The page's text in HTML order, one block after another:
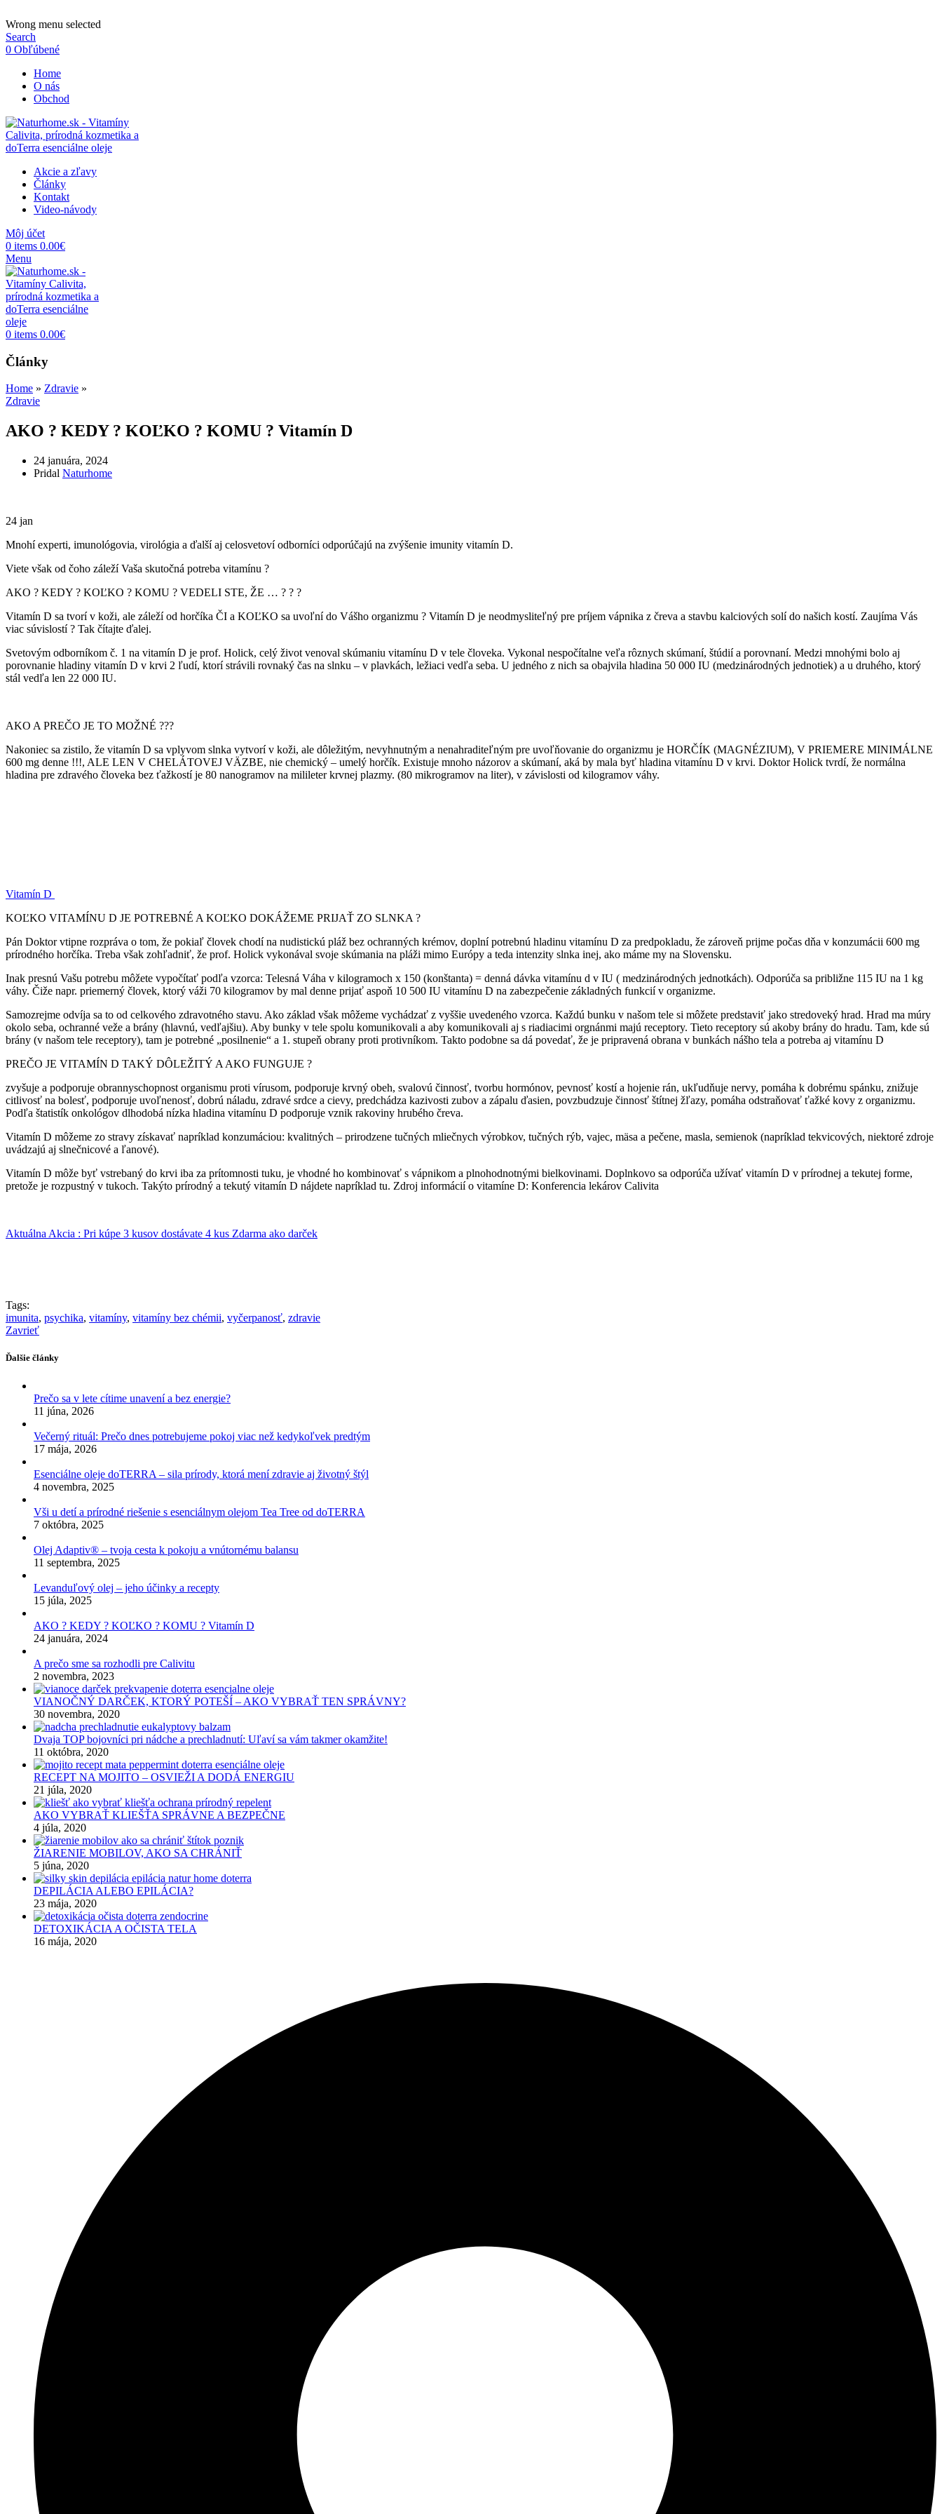
Wrong menu selected
Search
0 Obľúbené
Home
O nás
Obchod
Akcie a zľavy
Články
Kontakt
Video-návody
Môj účet
0 items 0.00€
Menu
0 items 0.00€
Články
Home » Zdravie »
Zdravie
AKO ? KEDY ? KOĽKO ? KOMU ? Vitamín D
24 januára, 2024
Pridal Naturhome
24 jan
Mnohí experti, imunológovia, virológia a ďalší aj celosvetoví odborníci odporúčajú na zvýšenie imunity vitamín D.
Viete však od čoho záleží Vaša skutočná potreba vitamínu ?
AKO ? KEDY ? KOĽKO ? KOMU ? VEDELI STE, ŽE … ? ? ?
Vitamín D sa tvorí v koži, ale záleží od horčíka ČI a KOĽKO sa uvoľní do Vášho organizmu ? Vitamín D je neodmysliteľný pre príjem vápnika z čreva a stavbu kalciových solí do našich kostí. Zaujíma Vás
viac súvislostí ? Tak čítajte ďalej.
Svetovým odborníkom č. 1 na vitamín D je prof. Holick, celý život venoval skúmaniu vitamínu D v tele človeka. Vykonal nespočítalne veľa rôznych skúmaní, štúdií a porovnaní. Medzi mnohými bolo aj
porovnanie hladiny vitamín D v krvi 2 ľudí, ktorí strávili rovnaký čas na slnku – v plavkách, ležiaci vedľa seba. U jedného z nich sa obajvila hladina 50 000 IU (medzinárodných jednotiek) a u druhého, ktorý
stál vedľa len 22 000 IU.
AKO A PREČO JE TO MOŽNÉ ???
Nakoniec sa zistilo, že vitamín D sa vplyvom slnka vytvorí v koži, ale dôležitým, nevyhnutným a nenahraditeľným pre uvoľňovanie do organizmu je HORČÍK (MAGNÉZIUM), V PRIEMERE MINIMÁLNE
600 mg denne !!!, ALE LEN V CHELÁTOVEJ VÄZBE, nie chemický – umelý horčík. Existuje mnoho názorov a skúmaní, aká by mala byť hladina vitamínu D v krvi. Doktor Holick tvrdí, že normálna
hladina pre zdravého človeka bez ťažkostí je 80 nanogramov na milileter krvnej plazmy. (80 mikrogramov na liter), v závislosti od kilogramov váhy.
Vitamín D
KOĽKO VITAMÍNU D JE POTREBNÉ A KOĽKO DOKÁŽEME PRIJAŤ ZO SLNKA ?
Pán Doktor vtipne rozpráva o tom, že pokiaľ človek chodí na nudistickú pláž bez ochranných krémov, doplní potrebnú hladinu vitamínu D za predpokladu, že zároveň prijme počas dňa v konzumácii 600 mg
prírodného horčíka. Treba však zohľadniť, že prof. Holick vykonával svoje skúmania na pláži mimo Európy a teda intenzity slnka inej, ako máme my na Slovensku.
Inak presnú Vašu potrebu môžete vypočítať podľa vzorca: Telesná Váha v kilogramoch x 150 (konštanta) = denná dávka vitamínu d v IU ( medzinárodných jednotkách). Odporúča sa približne 115 IU na 1 kg
váhy. Čiže napr. priemerný človek, ktorý váži 70 kilogramov by mal denne prijať aspoň 10 500 IU vitamínu D na zabezpečenie základných funkcií v organizme.
Samozrejme odvíja sa to od celkového zdravotného stavu. Ako základ však môžeme vychádzať z vyššie uvedeného vzorca. Každú bunku v našom tele si môžete predstaviť jako stredoveký hrad. Hrad ma múry
okolo seba, ochranné veže a brány (hlavnú, vedľajšiu). Aby bunky v tele spolu komunikovali a aby komunikovali aj s riadiacimi orgnánmi majú receptory. Tieto receptory sú akoby brány do hradu. Tam, kde sú
brány (v našom tele receptory), tam je potrebné „posilnenie“ a 1. stupeň obrany proti protivníkom. Takto podobne sa dá povedať, že je pripravená obrana v bunkách nášho tela a potreba aj vitamínu D
PREČO JE VITAMÍN D TAKÝ DÔLEŽITÝ A AKO FUNGUJE ?
zvyšuje a podporuje obrannyschopnost organismu proti vírusom, podporuje krvný obeh, svalovú činnosť, tvorbu hormónov, pevnosť kostí a hojenie rán, ukľudňuje nervy, pomáha k dobrému spánku, znižuje
citlivosť na bolesť, podporuje uvoľnenosť, dobrú náladu, zdravé srdce a cievy, predchádza kazivosti zubov a zápalu ďasien, povzbudzuje činnosť štítnej žľazy, pomáha odstraňovať ťažké kovy z organizmu.
Podľa štatistík onkológov dlhodobá nízka hladina vitamínu D podporuje vznik rakoviny hrubého čreva.
Vitamín D môžeme zo stravy získavať napríklad konzumáciou: kvalitných – prirodzene tučných mliečnych výrobkov, tučných rýb, vajec, mäsa a pečene, masla, semienok (napríklad tekvicových, niektoré zdroje
uvádzajú aj slnečnicové a ľanové).
Vitamín D môže byť vstrebaný do krvi iba za prítomnosti tuku, je vhodné ho kombinovať s vápnikom a plnohodnotnými bielkovinami. Doplnkovo sa odporúča užívať vitamín D v prírodnej a tekutej forme,
pretože je rozpustný v tukoch. Takýto prírodný a tekutý vitamín D nájdete napríklad tu. Zdroj informácií o vitamíne D: Konferencia lekárov Calivita
Aktuálna Akcia : Pri kúpe 3 kusov dostávate 4 kus Zdarma ako darček
Tags:
imunita, psychika, vitamíny, vitamíny bez chémii, vyčerpanosť, zdravie
Zavrieť
Ďalšie články
Prečo sa v lete cítime unavení a bez energie?
11 júna, 2026
Večerný rituál: Prečo dnes potrebujeme pokoj viac než kedykoľvek predtým
17 mája, 2026
Esenciálne oleje doTERRA – sila prírody, ktorá mení zdravie aj životný štýl
4 novembra, 2025
Vši u detí a prírodné riešenie s esenciálnym olejom Tea Tree od doTERRA
7 októbra, 2025
Olej Adaptiv® – tvoja cesta k pokoju a vnútornému balansu
11 septembra, 2025
Levanduľový olej – jeho účinky a recepty
15 júla, 2025
AKO ? KEDY ? KOĽKO ? KOMU ? Vitamín D
24 januára, 2024
A prečo sme sa rozhodli pre Calivitu
2 novembra, 2023
VIANOČNÝ DARČEK, KTORÝ POTEŠÍ – AKO VYBRAŤ TEN SPRÁVNY?
30 novembra, 2020
Dvaja TOP bojovníci pri nádche a prechladnutí: Uľaví sa vám takmer okamžite!
11 októbra, 2020
RECEPT NA MOJITO – OSVIEŽI A DODÁ ENERGIU
21 júla, 2020
AKO VYBRAŤ KLIEŠŤA SPRÁVNE A BEZPEČNE
4 júla, 2020
ŽIARENIE MOBILOV, AKO SA CHRÁNIŤ
5 júna, 2020
DEPILÁCIA ALEBO EPILÁCIA?
23 mája, 2020
DETOXIKÁCIA A OČISTA TELA
16 mája, 2020